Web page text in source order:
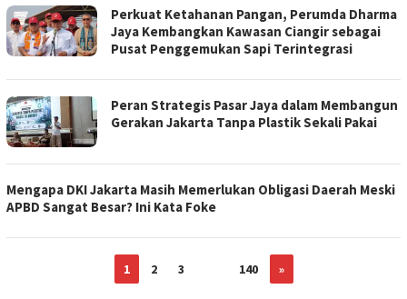
Perkuat Ketahanan Pangan, Perumda Dharma
Jaya Kembangkan Kawasan Ciangir sebagai
Pusat Penggemukan Sapi Terintegrasi
Peran Strategis Pasar Jaya dalam Membangun
Gerakan Jakarta Tanpa Plastik Sekali Pakai
Mengapa DKI Jakarta Masih Memerlukan Obligasi Daerah Meski
APBD Sangat Besar? Ini Kata Foke
1 2 3 140 »